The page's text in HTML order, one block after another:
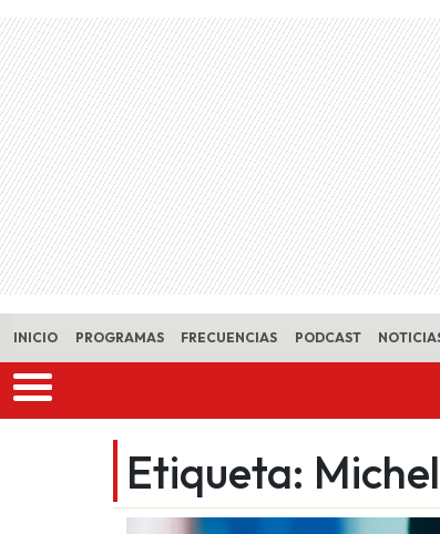
Skip to main content
INICIO PROGRAMAS FRECUENCIAS PODCAST
Etiqueta: